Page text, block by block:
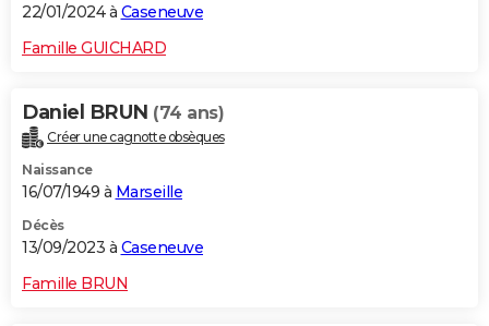
22/01/2024 à Caseneuve
Famille GUICHARD
Daniel BRUN (74 ans)
Créer une cagnotte obsèques
Naissance
16/07/1949 à Marseille
Décès
13/09/2023 à Caseneuve
Famille BRUN